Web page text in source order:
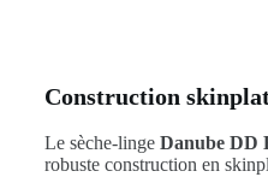
Construction
Le sèche-linge Danube DD
robuste construction en